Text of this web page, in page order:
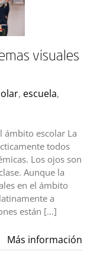
visuales
, escuela,
ámbito escolar La
todos
Los ojos son
Aunque la
en el ámbito
a
están [...]
Más información